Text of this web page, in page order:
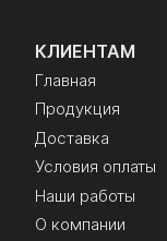
КЛИЕНТАМ
Главная
Продукция
Доставка
Условия оплаты
Наши работы
О компании